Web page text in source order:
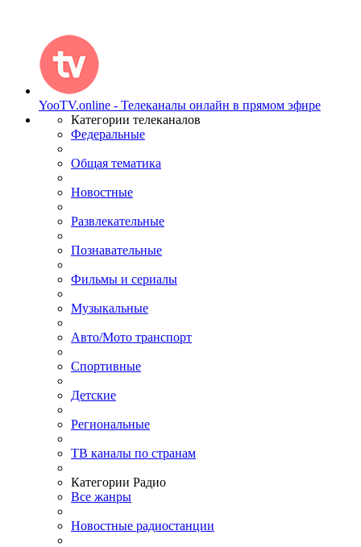
YooTV.online - Телеканалы онлайн в прямом эфире
Категории телеканалов
Федеральные
Общая тематика
Новостные
Развлекательные
Познавательные
Фильмы и сериалы
Музыкальные
Авто/Мото транспорт
Спортивные
Детские
Региональные
ТВ каналы по странам
Категории Радио
Все жанры
Новостные радиостанции